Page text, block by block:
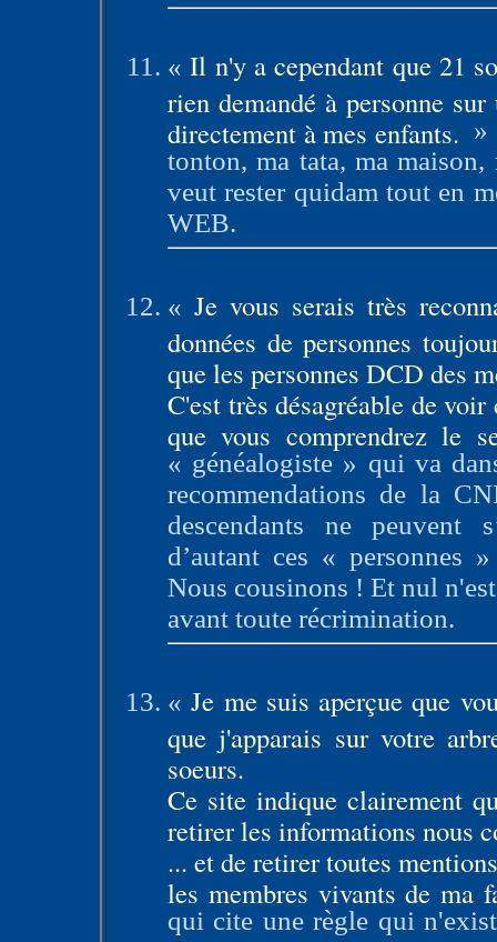
«Il n'y a cependant que 21
rien demandé à personne
directement à mes enfants.
tonton, ma tata, ma
veut rester quidam tout en
WEB.
« Je vous serais très
données de personnes
que les personnes DCD des
C'est très désagréable de voir
que vous comprendrez le
« généalogiste » qui va
recommendations de la
descendants ne peuvent
d’autant ces « personnes
Nous cousinons ! Et nul
avant toute récrimination.
«Je me suis aperçue que
que j'apparais sur votre
soeurs.
Ce site indique clairement
retirer les informations nous
... et de retirer toutes
les membres vivants de ma
qui cite une règle qui